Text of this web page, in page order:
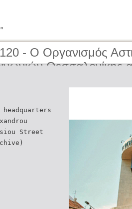
- O Οργανισμός
Θεσσαλονίκης
day
headquarters
Street